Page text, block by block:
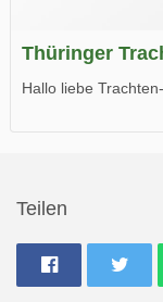
Thüringer
Hallo liebe
Teilen